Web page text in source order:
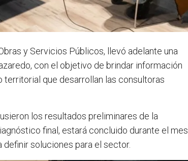
y Servicios Públicos, llevó adelante una
con el objetivo de brindar información
que desarrollan las consultoras
los resultados preliminares de la
final, estará concluido durante el mes
soluciones para el sector.